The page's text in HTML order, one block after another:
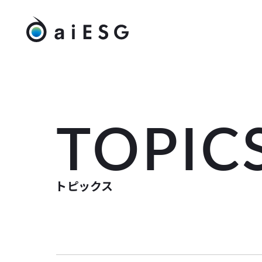
トピックス